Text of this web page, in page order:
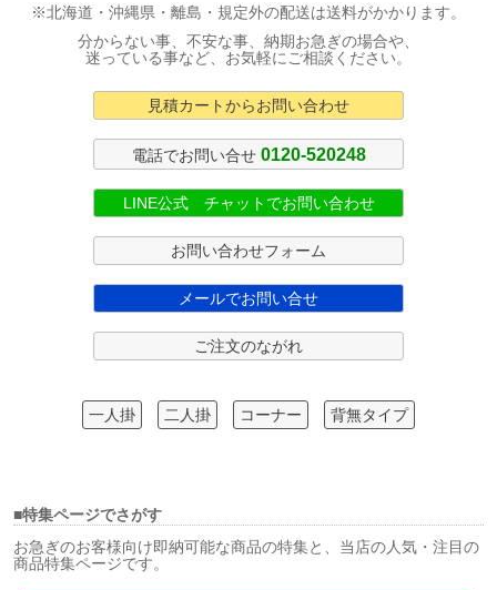
※北海道・沖縄県・離島・規定外の配送は送料がかかります。
分からない事、不安な事、納期お急ぎの場合や、
迷っている事など、お気軽にご相談ください。
見積カートからお問い合わせ
電話でお問い合せ 0120-520248
LINE公式 チャットでお問い合わせ
お問い合わせフォーム
メールでお問い合せ
ご注文のながれ
一人掛 二人掛 コーナー 背無タイプ
■特集ページでさがす
お急ぎのお客様向け即納可能な商品の特集と、当店の人気・注目の
商品特集ページです。